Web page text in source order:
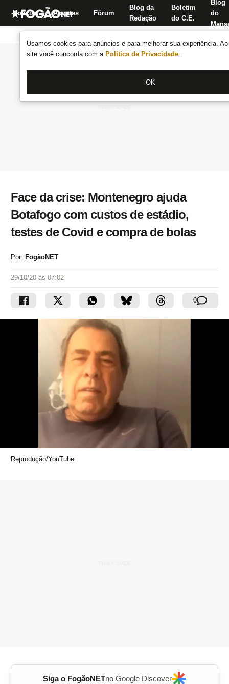
Usamos cookies para anúncios e para melhorar sua experiência.
site você concorda com a Política de Privacidade .
OK
Notícias Apostas Fórum
Blog da
Redação
Boletim
do C.E.
Blog
do
Face da crise: Montenegro ajuda
Botafogo com custos de estádio,
testes de Covid e compra de bolas
Por: FogãoNET
29/10/20 às 07:02
0
Reprodução/YouTube
Siga o FogãoNETno Google Discover